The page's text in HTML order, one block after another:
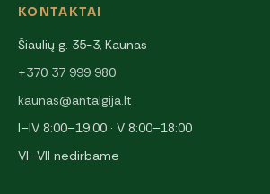
KONTAKTAI
Šiaulių g. 35-3, Kaunas
+370 37 999 980
kaunas@antalgija.lt
I–IV 8:00–19:00 · V 8:00–18:00
VI–VII nedirbame